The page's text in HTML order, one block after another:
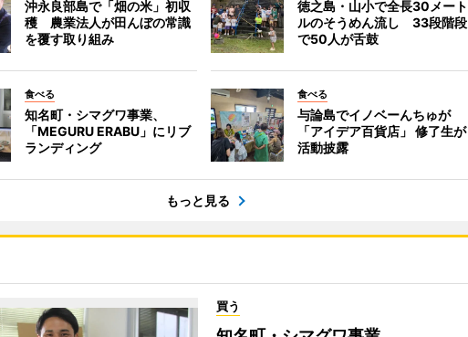
沖永良部島で「畑の米」初収
穫 農業法人が田んぼの常識
を覆す取り組み
徳之島・山小で全長30メート
ルのそうめん流し 33段階段
で50人が舌鼓
食べる
知名町・シマグワ事業、
「MEGURU ERABU」にリブ
ランディング
食べる
与論島でイノベーんちゅが
「アイデア百貨店」 修了生が
活動披露
もっと見る
買う